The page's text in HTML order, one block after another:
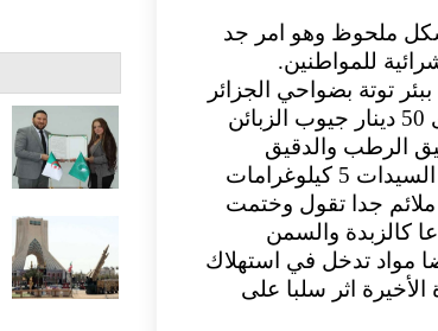
ملحوظ وهو امر جد
للمواطنين.
توتة بضواحي الجزائر
العاصمة بحيث لاءم سعر الدقيق الذي لا يتعدى 50 دينار جيوب الزبائن
الرطب والدقيق
المتوسط بحيث تساوت أسعاره. طلبت إحدى السيدات 5 كيلوغرامات
دينار وهو سعر ملائم جدا تقول وختمت
كالزبدة والسمن
مواد تدخل في استهلاك
اثر سلبا على